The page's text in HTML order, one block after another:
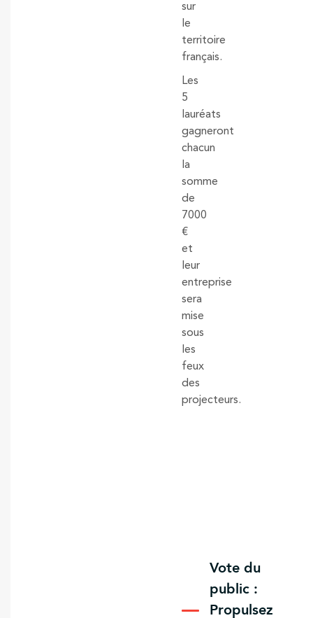
sur
le
territoire
français.
Les
5
lauréats
gagneront
chacun
la
somme
de
7000
€
et
leur
entreprise
sera
mise
sous
les
feux
des
projecteurs.
Vote du
public :
Propulsez